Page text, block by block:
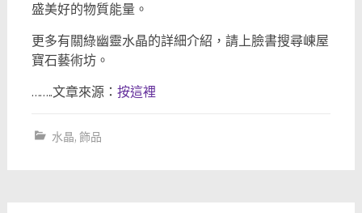
盛美好的物質能量。
更多有關綠幽靈水晶的詳細介紹，請上臉書搜尋崠屋
寶石藝術坊。
……..文章來源： 按這裡
水晶, 飾品